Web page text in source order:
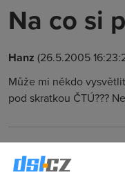
Na co si
Hanz (26.5.2005
Může mi někdo
pod skratkou ČTÚ???
ČTU je zde proto, aby